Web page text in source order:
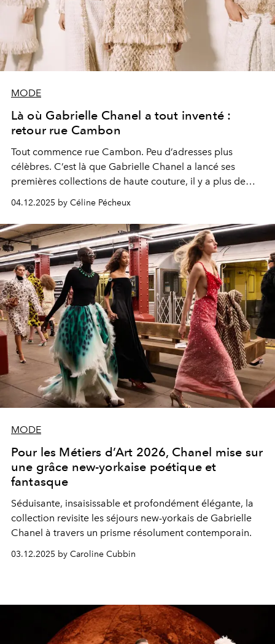
MODE
Là où Gabrielle Chanel a tout inventé :
retour rue Cambon
Tout commence rue Cambon. Peu d’adresses plus
célèbres. C’est là que Gabrielle Chanel a lancé ses
premières collections de haute couture, il y a plus de
cent dix ans.
04.12.2025 by Céline Pécheux
MODE
Pour les Métiers d’Art 2026, Chanel mise sur
une grâce new-yorkaise poétique et
fantasque
Séduisante, insaisissable et profondément élégante, la
collection revisite les séjours new-yorkais de Gabrielle
Chanel à travers un prisme résolument contemporain.
03.12.2025 by Caroline Cubbin